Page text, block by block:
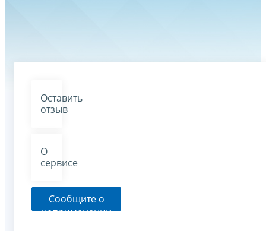
Оставить
отзыв
О
сервисе
Сообщите о
неприменении